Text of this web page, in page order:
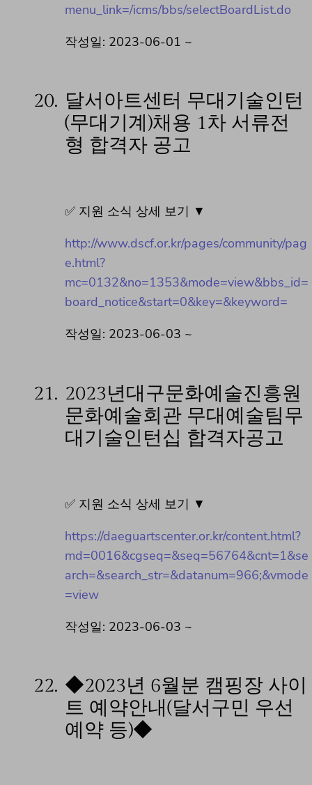
menu_link=/icms/bbs/selectBoardList.do
작성일: 2023-06-01 ~
20. 달서아트센터 무대기술인턴
(무대기계)채용 1차 서류전
형 합격자 공고
✅ 지원 소식 상세 보기 ▼
http://www.dscf.or.kr/pages/community/pag
e.html?
mc=0132&no=1353&mode=view&bbs_id=
board_notice&start=0&key=&keyword=
작성일: 2023-06-03 ~
21. 2023년대구문화예술진흥원
문화예술회관 무대예술팀무
대기술인턴십 합격자공고
✅ 지원 소식 상세 보기 ▼
https://daeguartscenter.or.kr/content.html?
md=0016&cgseq=&seq=56764&cnt=1&se
arch=&search_str=&datanum=966;&vmode
=view
작성일: 2023-06-03 ~
22. ◆2023년 6월분 캠핑장 사이
트 예약안내(달서구민 우선
예약 등)◆